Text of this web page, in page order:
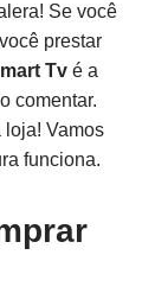
Se você
prestar
Tv é a
comentar.
loja! Vamos
funciona.